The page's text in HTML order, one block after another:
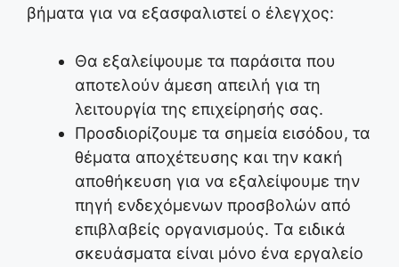
βήματα για να εξασφαλιστεί ο έλεγχος:
Θα εξαλείψουμε τα παράσιτα που
αποτελούν άμεση απειλή για τη
λειτουργία της επιχείρησής σας.
Προσδιορίζουμε τα σημεία εισόδου, τα
θέματα αποχέτευσης και την κακή
αποθήκευση για να εξαλείψουμε την
πηγή ενδεχόμενων προσβολών από
επιβλαβείς οργανισμούς. Τα ειδικά
σκευάσματα είναι μόνο ένα εργαλείο